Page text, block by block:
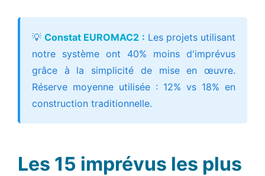
💡Constat EUROMAC2 : Les projets utilisant
notre système ont 40% moins d'imprévus
grâce à la simplicité de mise en œuvre.
Réserve moyenne utilisée : 12% vs 18% en
construction traditionnelle.
Les 15 imprévus les plus